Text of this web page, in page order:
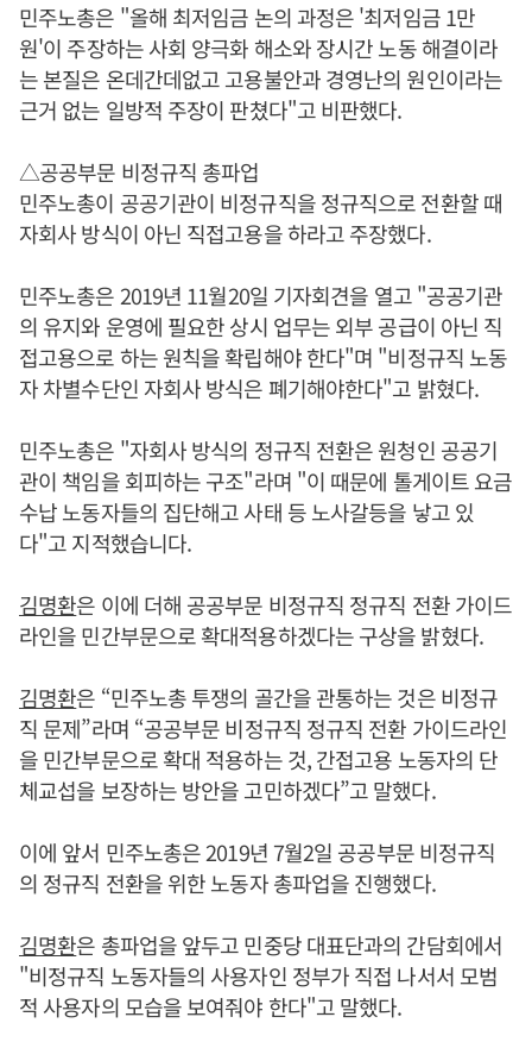
민주노총은 "올해 최저임금 논의 과정은 '최저임금 1만
원'이 주장하는 사회 양극화 해소와 장시간 노동 해결이라
는 본질은 온데간데없고 고용불안과 경영난의 원인이라는
근거 없는 일방적 주장이 판쳤다"고 비판했다.
△공공부문 비정규직 총파업
민주노총이 공공기관이 비정규직을 정규직으로 전환할 때
자회사 방식이 아닌 직접고용을 하라고 주장했다.
민주노총은 2019년 11월20일 기자회견을 열고 "공공기관
의 유지와 운영에 필요한 상시 업무는 외부 공급이 아닌 직
접고용으로 하는 원칙을 확립해야 한다"며 "비정규직 노동
자 차별수단인 자회사 방식은 폐기해야한다"고 밝혔다.
민주노총은 "자회사 방식의 정규직 전환은 원청인 공공기
관이 책임을 회피하는 구조"라며 "이 때문에 톨게이트 요금
수납 노동자들의 집단해고 사태 등 노사갈등을 낳고 있
다"고 지적했습니다.
김명환은 이에 더해 공공부문 비정규직 정규직 전환 가이드
라인을 민간부문으로 확대적용하겠다는 구상을 밝혔다.
김명환은 “민주노총 투쟁의 골간을 관통하는 것은 비정규
직 문제”라며 “공공부문 비정규직 정규직 전환 가이드라인
을 민간부문으로 확대 적용하는 것, 간접고용 노동자의 단
체교섭을 보장하는 방안을 고민하겠다”고 말했다.
이에 앞서 민주노총은 2019년 7월2일 공공부문 비정규직
의 정규직 전환을 위한 노동자 총파업을 진행했다.
김명환은 총파업을 앞두고 민중당 대표단과의 간담회에서
"비정규직 노동자들의 사용자인 정부가 직접 나서서 모범
적 사용자의 모습을 보여줘야 한다"고 말했다.